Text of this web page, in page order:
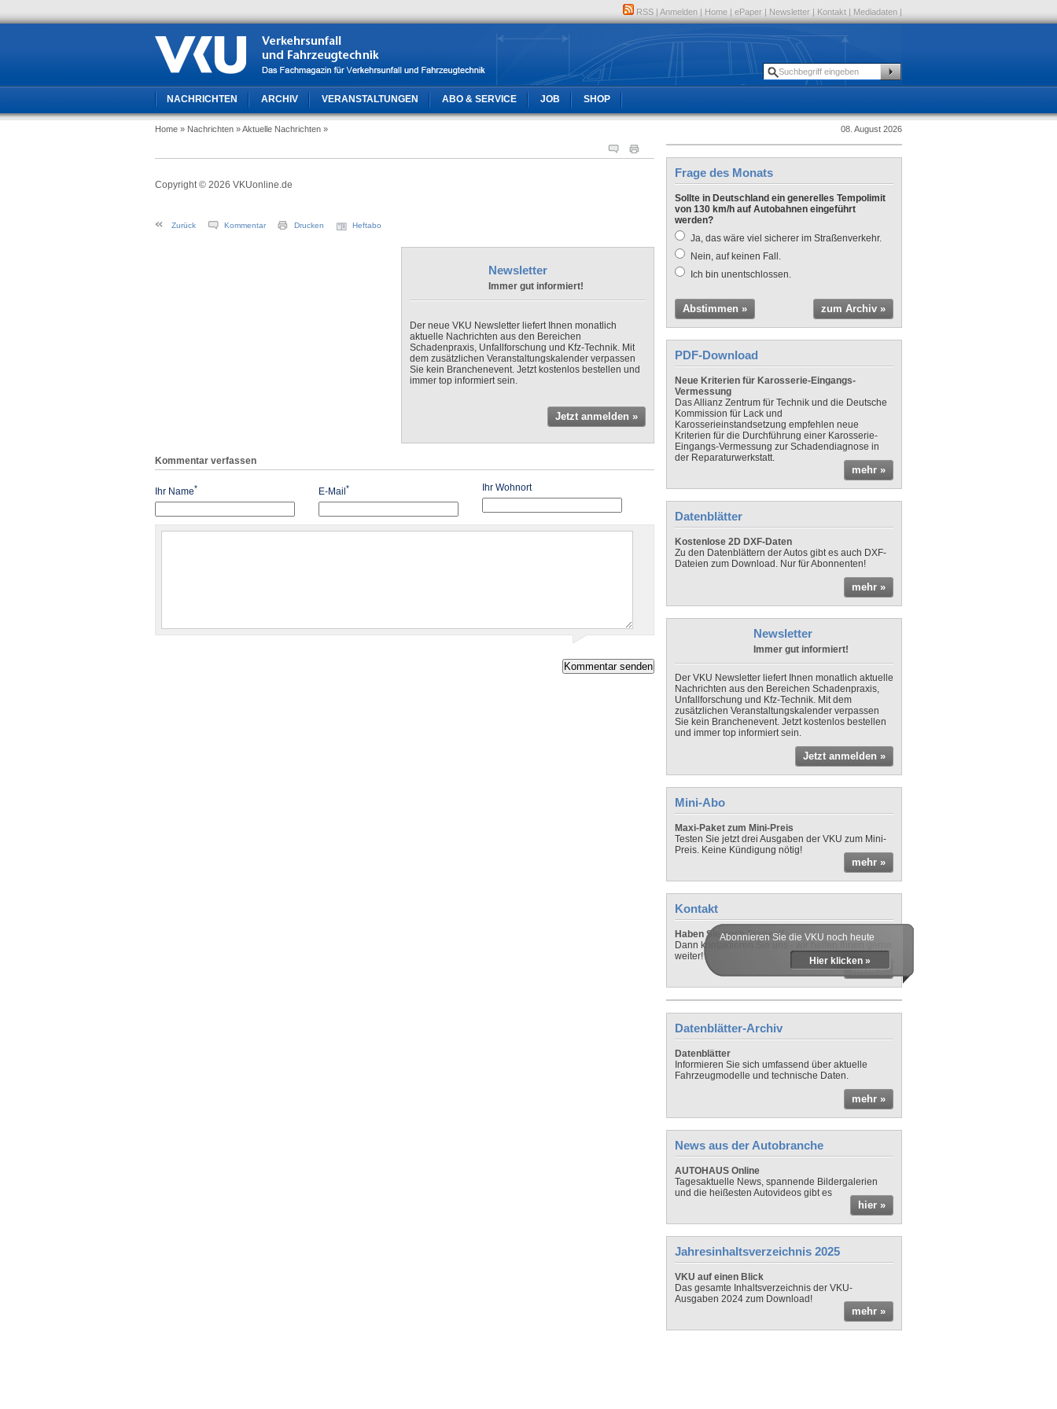
RSS | Anmelden | Home | ePaper | Newsletter | Kontakt | Mediadaten |
NACHRICHTEN ARCHIV VERANSTALTUNGEN ABO & SERVICE JOB SHOP
Home » Nachrichten » Aktuelle Nachrichten » 08. August 2026
Copyright © 2026 VKUonline.de
Zurück Kommentar Drucken Heftabo
Newsletter
Immer gut informiert!
Der neue VKU Newsletter liefert Ihnen monatlich
aktuelle Nachrichten aus den Bereichen
Schadenpraxis, Unfallforschung und Kfz-Technik. Mit
dem zusätzlichen Veranstaltungskalender verpassen
Sie kein Branchenevent. Jetzt kostenlos bestellen und
immer top informiert sein.
Jetzt anmelden »
Kommentar verfassen
Ihr Name* E-Mail * Ihr Wohnort
Frage des Monats
Sollte in Deutschland ein generelles Tempolimit
von 130 km/h auf Autobahnen eingeführt
werden?
Ja, das wäre viel sicherer im Straßenverkehr.
Nein, auf keinen Fall.
Ich bin unentschlossen.
Abstimmen » zum Archiv »
PDF-Download
Neue Kriterien für Karosserie-Eingangs-
Vermessung
Das Allianz Zentrum für Technik und die Deutsche
Kommission für Lack und
Karosserieinstandsetzung empfehlen neue
Kriterien für die Durchführung einer Karosserie-
Eingangs-Vermessung zur Schadendiagnose in
der Reparaturwerkstatt.
mehr »
Datenblätter
Kostenlose 2D DXF-Daten
Zu den Datenblättern der Autos gibt es auch DXF-
Dateien zum Download. Nur für Abonnenten!
mehr »
Newsletter
Immer gut informiert!
Der VKU Newsletter liefert Ihnen monatlich aktuelle
Nachrichten aus den Bereichen Schadenpraxis,
Unfallforschung und Kfz-Technik. Mit dem
zusätzlichen Veranstaltungskalender verpassen
Sie kein Branchenevent. Jetzt kostenlos bestellen
und immer top informiert sein.
Jetzt anmelden »
Mini-Abo
Maxi-Paket zum Mini-Preis
Testen Sie jetzt drei Ausgaben der VKU zum Mini-
Preis. Keine Kündigung nötig!
mehr »
Kontakt
Haben Sie noch Fragen?
Dann kontaktieren Sie uns - wir helfen Ihnen gerne
weiter!
mehr »
Abonnieren Sie die VKU noch heute
Hier klicken »
Datenblätter-Archiv
Datenblätter
Informieren Sie sich umfassend über aktuelle
Fahrzeugmodelle und technische Daten.
mehr »
News aus der Autobranche
AUTOHAUS Online
Tagesaktuelle News, spannende Bildergalerien
und die heißesten Autovideos gibt es
hier »
Jahresinhaltsverzeichnis 2025
VKU auf einen Blick
Das gesamte Inhaltsverzeichnis der VKU-
Ausgaben 2024 zum Download!
mehr »